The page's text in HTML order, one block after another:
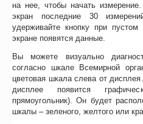
на нее, чтобы начать
экран последние 30
удерживайте кнопку при
экране появятся данные.
Вы можете визуально
согласно шкале Всемирной
цветовая шкала слева от
дисплее появится
прямоугольник). Он будет
шкалы – зеленого, желтого или